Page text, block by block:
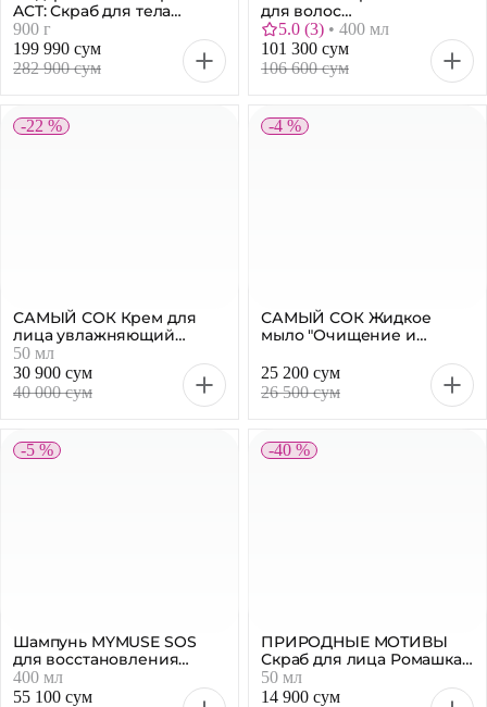
ACT: Скраб для тела
«Кокос», «Шоколад»,
«Грейпфрут», 3 × 300 г
900 г
199 990 сум
282 900 сум
101 300 сум
106 600 сум
-22 %
30 900 сум
40 000 сум
-4 %
САМЫЙ СОК Жидкое
мыло "Очищение и
мл
26 500 сум
для восстановления
волос, 400 мл
400 мл
55 100 сум
58 000 сум
Скраб для лица Ромашка
и масло пшеницы, 50 мл
50 мл
14 900 сум
25 000 сум